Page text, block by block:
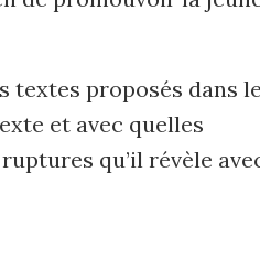
textes proposés dans le
et avec quelles
qu’il révèle